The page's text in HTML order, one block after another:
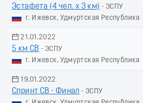
Эстафета (4 чел. х 3 км) - ЭСПУ
г. Ижевск, Удмуртская Республика
21.01.2022
5 км СВ - ЭСПУ
г. Ижевск, Удмуртская Республика
19.01.2022
Спринт СВ - Финал - ЭСПУ